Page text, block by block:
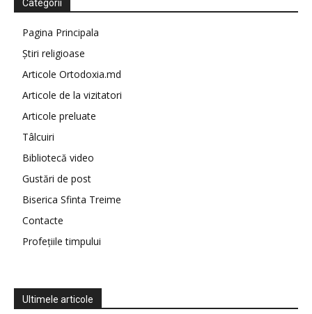
Categorii
Pagina Principala
Știri religioase
Articole Ortodoxia.md
Articole de la vizitatori
Articole preluate
Tâlcuiri
Bibliotecă video
Gustări de post
Biserica Sfinta Treime
Contacte
Profețiile timpului
Ultimele articole